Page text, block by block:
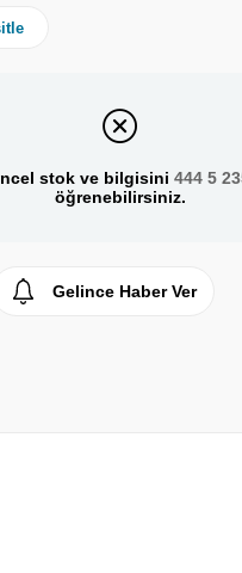
stok ve bilgisini 444 5
öğrenebilirsiniz.
Gelince Haber Ver